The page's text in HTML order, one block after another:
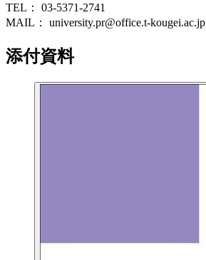
TEL： 03-5371-2741
MAIL： university.pr@office.t-kougei.ac.jp
添付資料